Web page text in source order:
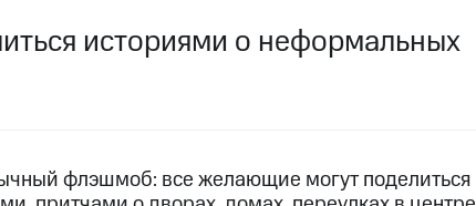
историями о неформальных
флэшмоб: все желающие могут поделиться